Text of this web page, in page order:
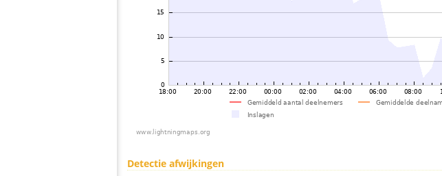
Detectie afwijkingen